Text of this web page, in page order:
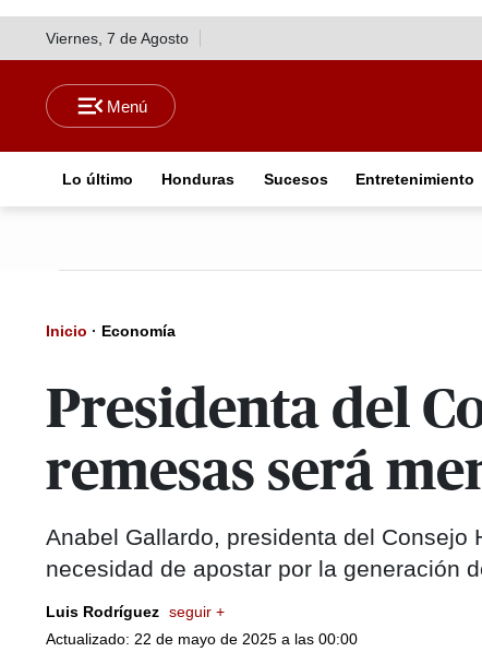
Viernes, 7 de Agosto
Lo último Honduras Sucesos Entretenimiento
Inicio · Economía
Presidenta del
remesas será
Anabel Gallardo, presidenta del
necesidad de apostar por la generación
Luis Rodríguez seguir +
Actualizado: 22 de mayo de 2025 a las 00:00